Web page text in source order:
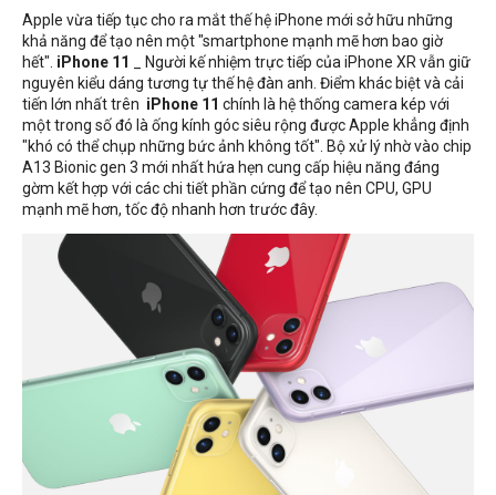
Apple vừa tiếp tục cho ra mắt thế hệ iPhone mới sở hữu những
khả năng để tạo nên một "smartphone mạnh mẽ hơn bao giờ
hết". iPhone 11
_ Người kế nhiệm trực tiếp của iPhone XR vẫn giữ
nguyên kiểu dáng tương tự thế hệ đàn anh. Điểm khác biệt và cải
tiến lớn nhất trên iPhone 11 chính là hệ thống camera kép với
một trong số đó là ống kính góc siêu rộng được Apple khẳng định
"khó có thể chụp những bức ảnh không tốt". Bộ xử lý nhờ vào chip
A13 Bionic gen 3 mới nhất hứa hẹn cung cấp hiệu năng đáng
gờm kết hợp với các chi tiết phần cứng để tạo nên CPU, GPU
mạnh mẽ hơn, tốc độ nhanh hơn trước đây.